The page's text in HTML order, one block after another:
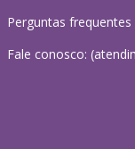
Perguntas frequentes
Fale conosco: